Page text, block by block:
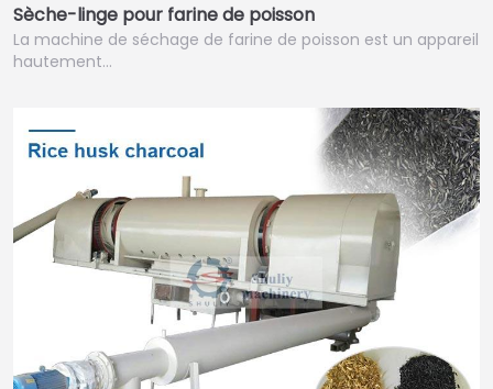
Sèche-linge pour farine de poisson
La machine de séchage de farine de poisson est un appareil
hautement…